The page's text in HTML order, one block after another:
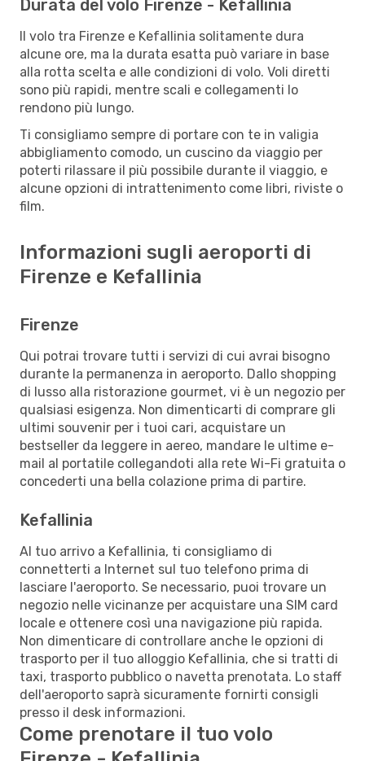
Durata del volo Firenze - Kefallinia
Il volo tra Firenze e Kefallinia solitamente dura
alcune ore, ma la durata esatta può variare in base
alla rotta scelta e alle condizioni di volo. Voli diretti
sono più rapidi, mentre scali e collegamenti lo
rendono più lungo.
Ti consigliamo sempre di portare con te in valigia
abbigliamento comodo, un cuscino da viaggio per
poterti rilassare il più possibile durante il viaggio, e
alcune opzioni di intrattenimento come libri, riviste o
film.
Informazioni sugli aeroporti di
Firenze e Kefallinia
Firenze
Qui potrai trovare tutti i servizi di cui avrai bisogno
durante la permanenza in aeroporto. Dallo shopping
di lusso alla ristorazione gourmet, vi è un negozio per
qualsiasi esigenza. Non dimenticarti di comprare gli
ultimi souvenir per i tuoi cari, acquistare un
bestseller da leggere in aereo, mandare le ultime e-
mail al portatile collegandoti alla rete Wi-Fi gratuita o
concederti una bella colazione prima di partire.
Kefallinia
Al tuo arrivo a Kefallinia, ti consigliamo di
connetterti a Internet sul tuo telefono prima di
lasciare l'aeroporto. Se necessario, puoi trovare un
negozio nelle vicinanze per acquistare una SIM card
locale e ottenere così una navigazione più rapida.
Non dimenticare di controllare anche le opzioni di
trasporto per il tuo alloggio Kefallinia, che si tratti di
taxi, trasporto pubblico o navetta prenotata. Lo staff
dell'aeroporto saprà sicuramente fornirti consigli
presso il desk informazioni.
Come prenotare il tuo volo